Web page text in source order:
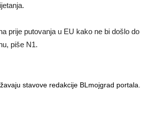
prije putovanja u EU kako ne bi došlo do
piše N1.
stavove redakcije BLmojgrad portala.